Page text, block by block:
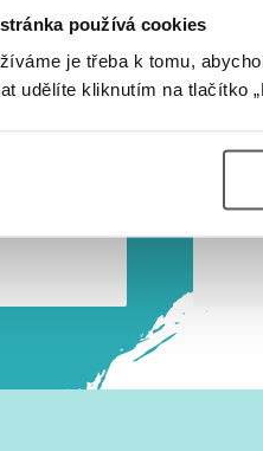
používá cookies
je třeba k tomu,
udělíte kliknutím na tlačítko
zkázy